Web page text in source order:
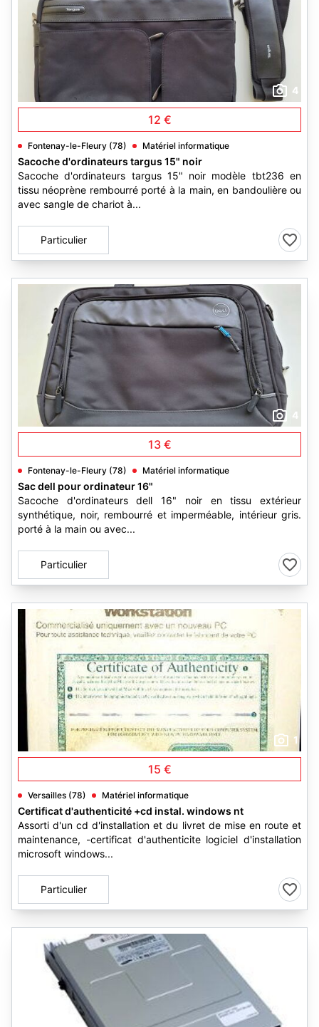
4
12 €
Fontenay-le-Fleury (78) Matériel informatique
Sacoche d'ordinateurs targus 15" noir
Sacoche d'ordinateurs targus 15" noir modèle tbt236 en
tissu néoprène rembourré porté à la main, en bandoulière ou
avec sangle de chariot à...
Particulier
4
13 €
Fontenay-le-Fleury (78) Matériel informatique
Sac dell pour ordinateur 16"
Sacoche d'ordinateurs dell 16" noir en tissu extérieur
synthétique, noir, rembourré et imperméable, intérieur gris.
porté à la main ou avec...
Particulier
1
15 €
Versailles (78) Matériel informatique
Certificat d'authenticité +cd instal. windows nt
Assorti d'un cd d'installation et du livret de mise en route et
maintenance, -certificat d'authenticite logiciel d'installation
microsoft windows...
Particulier